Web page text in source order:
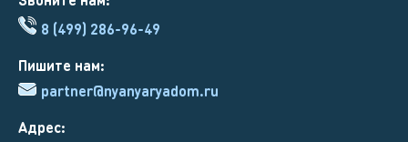
Адрес:
8 (499) 286-96-49
Пишите нам:
partner@nyanyaryadom.ru